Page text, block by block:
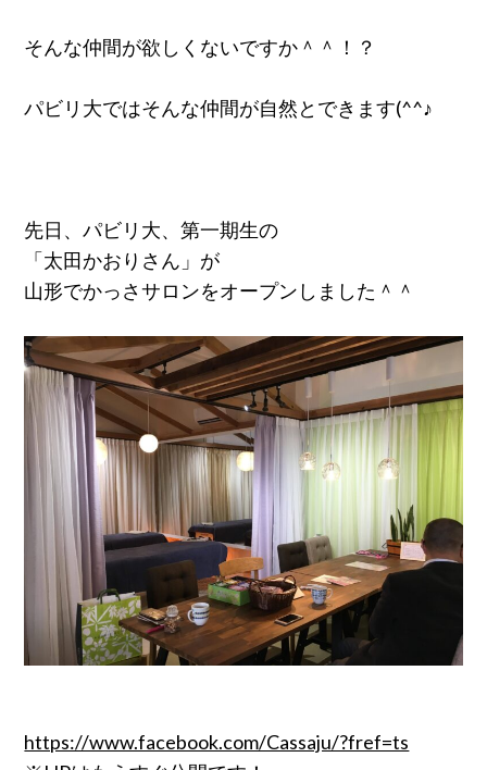
そんな仲間が欲しくないですか＾＾！？
パビリ大ではそんな仲間が自然とできます(^^♪
先日、パビリ大、第一期生の
「太田かおりさん」が
山形でかっさサロンをオープンしました＾＾
https://www.facebook.com/Cassaju/?fref=ts